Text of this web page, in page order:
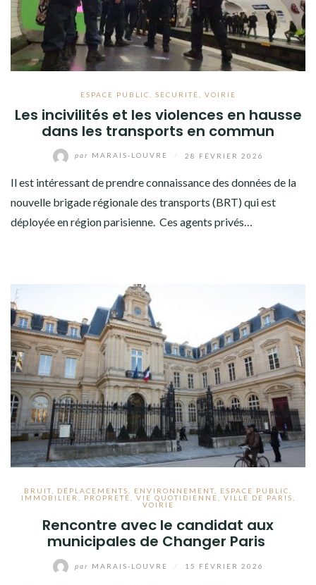
ESPACE PUBLIC SÉCURITÉ VOIRIE
Les incivilités et les violences en hausse
dans les transports en commun
par MARAIS-LOUVRE 28 FÉVRIER 2026
Il est intéressant de prendre connaissance des données de la
nouvelle brigade régionale des transports (BRT) qui est
déployée en région parisienne. Ces agents privés…
BRUIT DÉPLACEMENTS ENVIRONNEMENT ESPACE PUBLIC
IMMOBILIER
PROPRETÉ VIE QUOTIDIENNE VILLE DE PARIS
VOIRIE
Rencontre avec le candidat aux
municipales de Changer Paris
par MARAIS-LOUVRE 15 FÉVRIER 2026